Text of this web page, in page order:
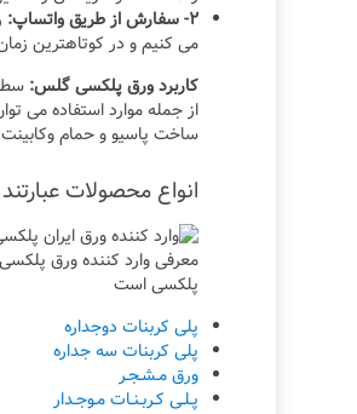
۲- سفارش از طریق واتساپ:
می کنیم و در کوتاهترین
کاربرد ورق پلکسی گلس:
از جمله موارد استفاده می
ساخت پاسیو و حمام وکابینت
انواع محصولات
پلکسی است
پلی کربنات دوجداره
پلی کربنات سه جداره
ورق مـشـجـر
پـلـی کـربـنـات مـوجـدار